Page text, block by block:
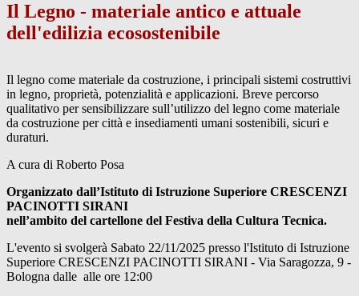
Il Legno - materiale antico e attuale
dell'edilizia ecosostenibile
Il legno come materiale da costruzione, i principali sistemi costruttivi
in legno, proprietà, potenzialità e applicazioni. Breve percorso
qualitativo per sensibilizzare sull’utilizzo del legno come materiale
da costruzione per città e insediamenti umani sostenibili, sicuri e
duraturi.
A cura di Roberto Posa
Organizzato dall’Istituto di Istruzione Superiore CRESCENZI
PACINOTTI SIRANI
nell’ambito del cartellone del Festiva della Cultura Tecnica.
L'evento si svolgerà Sabato 22/11/2025 presso l'Istituto di Istruzione
Superiore CRESCENZI PACINOTTI SIRANI - Via Saragozza, 9 -
Bologna dalle alle ore 12:00